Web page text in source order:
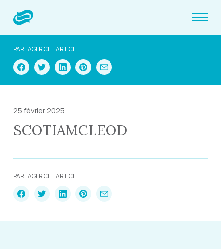
PARTAGER CET ARTICLE
25 février 2025
SCOTIAMCLEOD
PARTAGER CET ARTICLE